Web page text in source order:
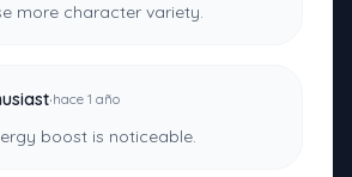
more character variety.
·hace 1 año
boost is noticeable.